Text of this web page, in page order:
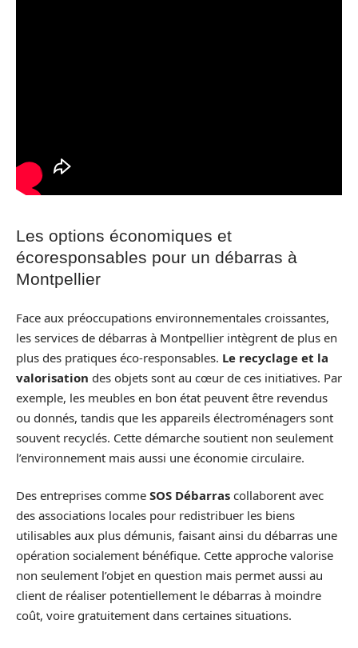
Les options économiques et
écoresponsables pour un débarras à
Montpellier
Face aux préoccupations environnementales croissantes,
les services de débarras à Montpellier intègrent de plus en
plus des pratiques éco-responsables. Le recyclage et la
valorisation des objets sont au cœur de ces initiatives. Par
exemple, les meubles en bon état peuvent être revendus
ou donnés, tandis que les appareils électroménagers sont
souvent recyclés. Cette démarche soutient non seulement
l’environnement mais aussi une économie circulaire.
Des entreprises comme SOS Débarras collaborent avec
des associations locales pour redistribuer les biens
utilisables aux plus démunis, faisant ainsi du débarras une
opération socialement bénéfique. Cette approche valorise
non seulement l’objet en question mais permet aussi au
client de réaliser potentiellement le débarras à moindre
coût, voire gratuitement dans certaines situations.